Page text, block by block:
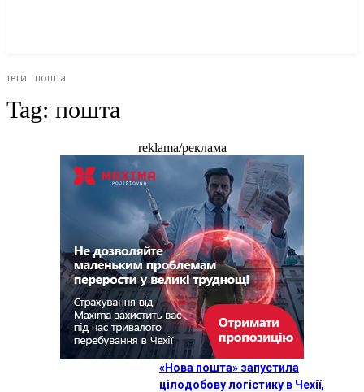
теги пошта
Tag: пошта
reklama/реклама
«Нова пошта» запустила
цілодобову логістику в Чехії,